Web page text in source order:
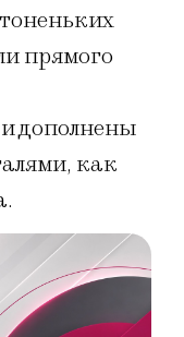
прямого
дополнены
как